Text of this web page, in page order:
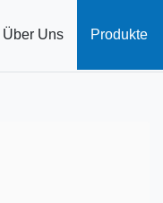
Über Uns Produkte